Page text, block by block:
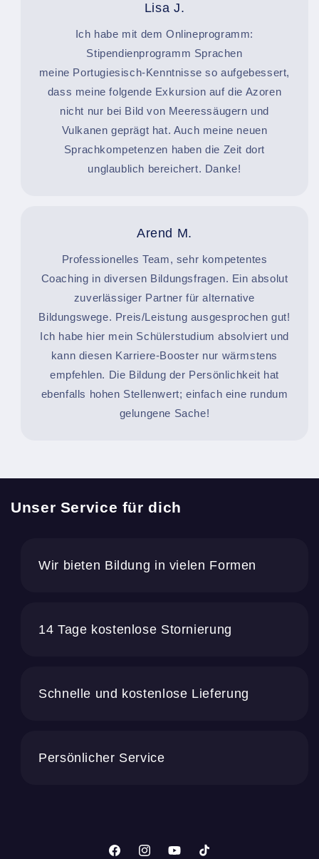
Lisa J.
Ich habe mit dem Onlineprogramm:
Stipendienprogramm Sprachen
meine Portugiesisch-Kenntnisse so aufgebessert,
dass meine folgende Exkursion auf die Azoren
nicht nur bei Bild von Meeressäugern und
Vulkanen geprägt hat. Auch meine neuen
Sprachkompetenzen haben die Zeit dort
unglaublich bereichert. Danke!
Arend M.
Professionelles Team, sehr kompetentes
Coaching in diversen Bildungsfragen. Ein absolut
zuverlässiger Partner für alternative
Bildungswege. Preis/Leistung ausgesprochen gut!
Ich habe hier mein Schülerstudium absolviert und
kann diesen Karriere-Booster nur wärmstens
empfehlen. Die Bildung der Persönlichkeit hat
ebenfalls hohen Stellenwert; einfach eine rundum
gelungene Sache!
Unser Service für dich
Wir bieten Bildung in vielen Formen
14 Tage kostenlose Stornierung
Schnelle und kostenlose Lieferung
Persönlicher Service